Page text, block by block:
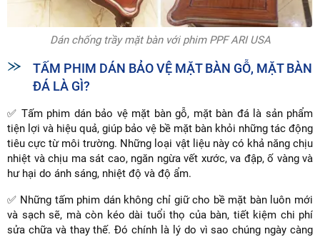
Dán chống trầy mặt bàn với phim PPF ARI USA
TẤM PHIM DÁN BẢO VỆ MẶT BÀN GỖ, MẶT BÀN
ĐÁ LÀ GÌ?
✅ Tấm phim dán bảo vệ mặt bàn gỗ, mặt bàn đá là sản phẩm
tiện lợi và hiệu quả, giúp bảo vệ bề mặt bàn khỏi những tác động
tiêu cực từ môi trường. Những loại vật liệu này có khả năng chịu
nhiệt và chịu ma sát cao, ngăn ngừa vết xước, va đập, ố vàng và
hư hại do ánh sáng, nhiệt độ và độ ẩm.
✅ Những tấm phim dán không chỉ giữ cho bề mặt bàn luôn mới
và sạch sẽ, mà còn kéo dài tuổi thọ của bàn, tiết kiệm chi phí
sửa chữa và thay thế. Đó chính là lý do vì sao chúng ngày càng